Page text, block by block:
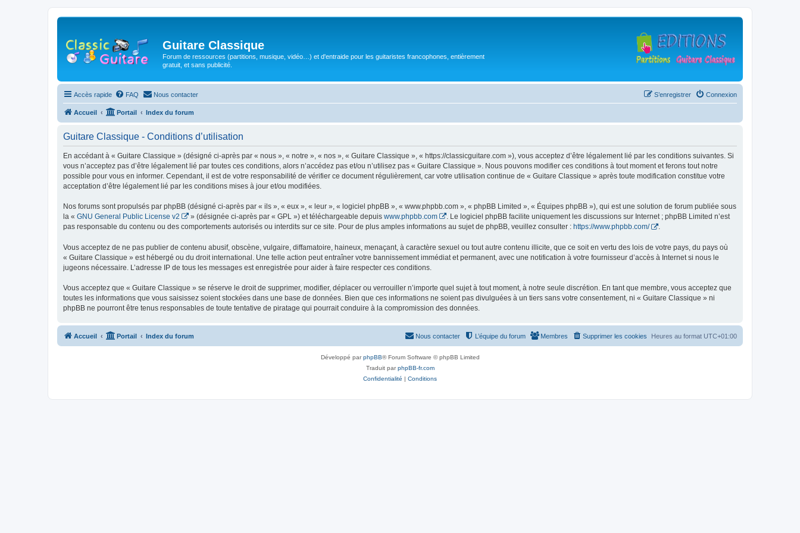
Guitare Classique
Forum de ressources (partitions, musique, vidéo…) et d'entraide pour les guitaristes francophones, entièrement
gratuit, et sans publicité.
Accès rapide FAQ Nous contacter Connexion
S’enregistrer
Accueil Portail Index du forum
Guitare Classique - Conditions d’utilisation
En accédant à « Guitare Classique » (désigné ci-après par « nous », « notre », « nos », « Guitare Classique », « https://classicguitare.com »), vous acceptez d’être légalement lié par les conditions suivantes. Si
vous n’acceptez pas d’être légalement lié par toutes ces conditions, alors n’accédez pas et/ou n’utilisez pas « Guitare Classique ». Nous pouvons modifier ces conditions à tout moment et ferons tout notre
possible pour vous en informer. Cependant, il est de votre responsabilité de vérifier ce document régulièrement, car votre utilisation continue de « Guitare Classique » après toute modification constitue votre
acceptation d’être légalement lié par les conditions mises à jour et/ou modifiées.
Nos forums sont propulsés par phpBB (désigné ci-après par « ils », « eux », « leur », « logiciel phpBB », « www.phpbb.com », « phpBB Limited », « Équipes phpBB »), qui est une solution de forum publiée sous
la « GNU General Public License v2 » (désignée ci-après par « GPL ») et téléchargeable depuis www.phpbb.com
. Le logiciel phpBB facilite uniquement les discussions sur Internet ; phpBB Limited n’est
pas responsable du contenu ou des comportements autorisés ou interdits sur ce site. Pour de plus amples informations au sujet de phpBB, veuillez consulter : https://www.phpbb.com/ .
Vous acceptez de ne pas publier de contenu abusif, obscène, vulgaire, diffamatoire, haineux, menaçant, à caractère sexuel ou tout autre contenu illicite, que ce soit en vertu des lois de votre pays, du pays où
« Guitare Classique » est hébergé ou du droit international. Une telle action peut entraîner votre bannissement immédiat et permanent, avec une notification à votre fournisseur d’accès à Internet si nous le
jugeons nécessaire. L’adresse IP de tous les messages est enregistrée pour aider à faire respecter ces conditions.
Vous acceptez que « Guitare Classique » se réserve le droit de supprimer, modifier, déplacer ou verrouiller n’importe quel sujet à tout moment, à notre seule discrétion. En tant que membre, vous acceptez que
toutes les informations que vous saisissez soient stockées dans une base de données. Bien que ces informations ne soient pas divulguées à un tiers sans votre consentement, ni « Guitare Classique » ni
phpBB ne pourront être tenus responsables de toute tentative de piratage qui pourrait conduire à la compromission des données.
Accueil Portail Index du forum Heures au format UTC+01:00
Supprimer les cookies
Membres
L’équipe du forum
Nous contacter
Développé parphpBB® Forum Software © phpBB Limited
Traduit parphpBB-fr.com
Confidentialité | Conditions